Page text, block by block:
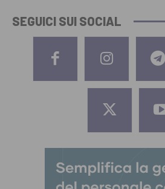
SEGUICI SUI SOCIAL